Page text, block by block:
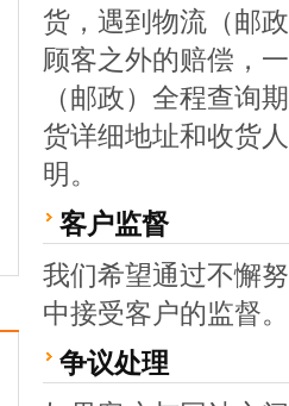
货，遇到物流（邮
顾客之外的赔偿，
（邮政）全程查询
货详细地址和收货
明。
客户监督
我们希望通过不懈
中接受客户的监督。
争议处理